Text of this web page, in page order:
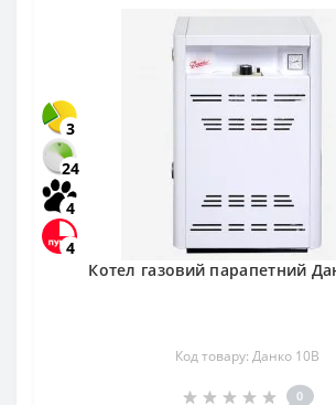
3
24
4
4
Котел газовий парапетний
Код товару: Данко 10В
0